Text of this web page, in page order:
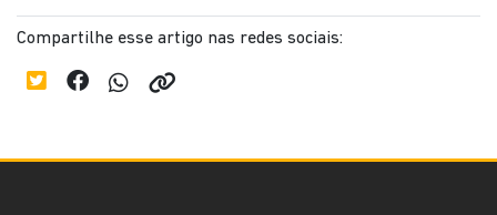
Compartilhe esse artigo nas redes sociais: